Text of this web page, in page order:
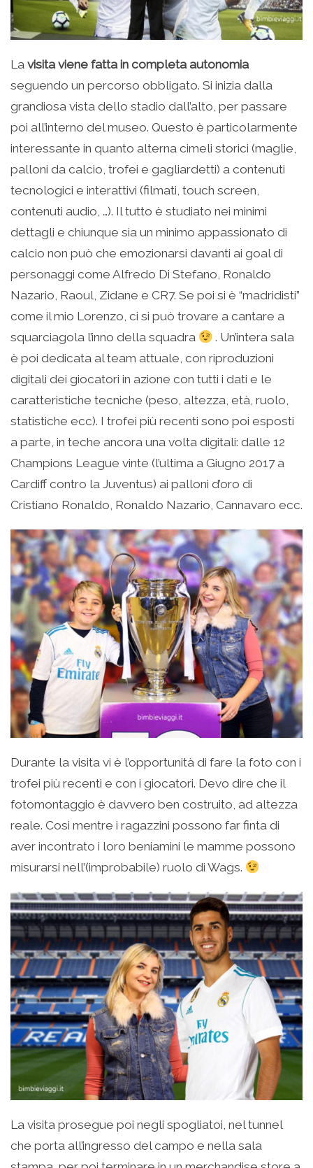
La visita viene fatta in completa autonomia
seguendo un percorso obbligato. Si inizia dalla
grandiosa vista dello stadio dall’alto, per passare
poi all’interno del museo. Questo è particolarmente
interessante in quanto alterna cimeli storici (maglie,
palloni da calcio, trofei e gagliardetti) a contenuti
tecnologici e interattivi (filmati, touch screen,
contenuti audio, …). Il tutto è studiato nei minimi
dettagli e chiunque sia un minimo appassionato di
calcio non può che emozionarsi davanti ai goal di
personaggi come Alfredo Di Stefano, Ronaldo
Nazario, Raoul, Zidane e CR7. Se poi si è “madridisti”
come il mio Lorenzo, ci si può trovare a cantare a
squarciagola l’inno della squadra
. Un’intera sala
è poi dedicata al team attuale, con riproduzioni
digitali dei giocatori in azione con tutti i dati e le
caratteristiche tecniche (peso, altezza, età, ruolo,
statistiche ecc). I trofei più recenti sono poi esposti
a parte, in teche ancora una volta digitali: dalle 12
Champions League vinte (l’ultima a Giugno 2017 a
Cardiff contro la Juventus) ai palloni d’oro di
Cristiano Ronaldo, Ronaldo Nazario, Cannavaro ecc.
Durante la visita vi è l’opportunità di fare la foto con i
trofei più recenti e con i giocatori. Devo dire che il
fotomontaggio è davvero ben costruito, ad altezza
reale. Cosi mentre i ragazzini possono far finta di
aver incontrato i loro beniamini le mamme possono
misurarsi nell’(improbabile) ruolo di Wags.
La visita prosegue poi negli spogliatoi, nel tunnel
che porta all’ingresso del campo e nella sala